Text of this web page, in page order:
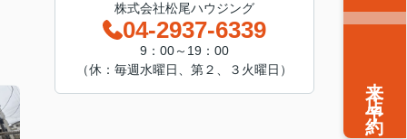
株式会社松尾ハウジング
04-2937-6339
9：00～19：00
（休：毎週水曜日、第２、３火曜日）
来店予約